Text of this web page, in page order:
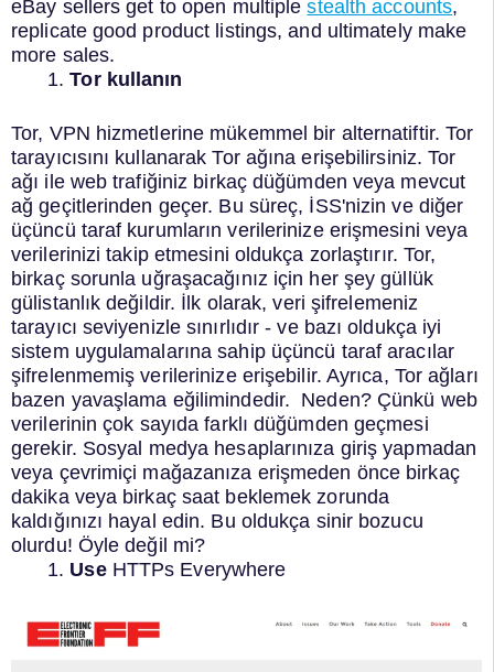
eBay sellers get to open multiplestealth accounts,
replicate good product listings, and ultimately make
more sales.
Tor kullanın
Tor, VPN hizmetlerine mükemmel bir alternatiftir. Tor
tarayıcısını kullanarak Tor ağına erişebilirsiniz. Tor
ağı ile web trafiğiniz birkaç düğümden veya mevcut
ağ geçitlerinden geçer. Bu süreç, İSS'nizin ve diğer
üçüncü taraf kurumların verilerinize erişmesini veya
verilerinizi takip etmesini oldukça zorlaştırır. Tor,
birkaç sorunla uğraşacağınız için her şey güllük
gülistanlık değildir. İlk olarak, veri şifrelemeniz
tarayıcı seviyenizle sınırlıdır - ve bazı oldukça iyi
sistem uygulamalarına sahip üçüncü taraf aracılar
şifrelenmemiş verilerinize erişebilir. Ayrıca, Tor ağları
bazen yavaşlama eğilimindedir. Neden? Çünkü web
verilerinin çok sayıda farklı düğümden geçmesi
gerekir. Sosyal medya hesaplarınıza giriş yapmadan
veya çevrimiçi mağazanıza erişmeden önce birkaç
dakika veya birkaç saat beklemek zorunda
kaldığınızı hayal edin. Bu oldukça sinir bozucu
olurdu! Öyle değil mi?
Use HTTPs Everywhere